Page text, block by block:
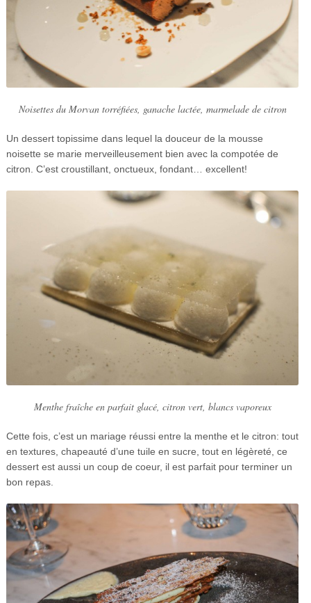
Noisettes du Morvan torréfiées, ganache lactée, marmelade de citron
Un dessert topissime dans lequel la douceur de la mousse
noisette se marie merveilleusement bien avec la compotée de
citron. C’est croustillant, onctueux, fondant… excellent!
Menthe fraîche en parfait glacé, citron vert, blancs vaporeux
Cette fois, c’est un mariage réussi entre la menthe et le citron: tout
en textures, chapeauté d’une tuile en sucre, tout en légèreté, ce
dessert est aussi un coup de coeur, il est parfait pour terminer un
bon repas.